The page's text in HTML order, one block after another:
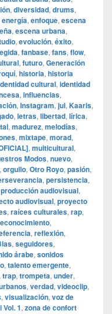
, diversidad, drums,
energía, enfoque, escena
, escena urbana,
, evolución, éxito,
, fanbase, fans, flow,
, futuro, Generación
, historia, historia
cultural, identidad
, influencias,
, Instagram, jul, Kaaris,
, letras, libertad, lírica,
, madurez, melodías,
, mixtape, morad,
, multicultural,
Modos, nuevo,
, orgullo, Otro Royo, pasión,
, persistencia,
producción audiovisual,
audiovisual, proyecto
, raíces culturales, rap,
,
, reflexión,
, seguidores,
árabe, sonidos
, talento emergente,
trap, trompeta, under,
, verdad, videoclip,
, visualización, voz de
Vol. 1, zona de confort